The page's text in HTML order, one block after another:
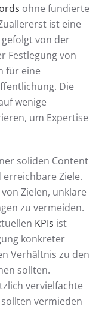
ohne fundierte
ist eine
von der
Festlegung von
für eine
Die
wenige
um Expertise
soliden Content
Ziele.
Zielen, unklare
zu vermeiden.
KPIs ist
konkreter
Verhältnis zu den
sollten.
vervielfachte
vermieden